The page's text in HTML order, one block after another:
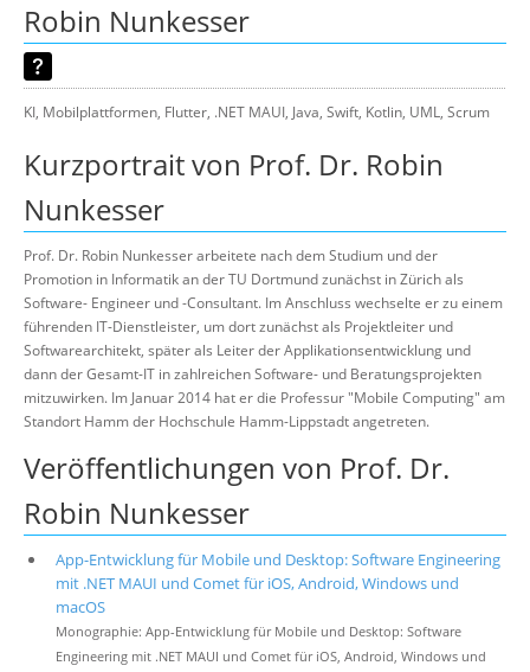
Robin Nunkesser
KI, Mobilplattformen, Flutter, .NET MAUI, Java, Swift, Kotlin, UML, Scrum
Kurzportrait von Prof. Dr. Robin
Nunkesser
Prof. Dr. Robin Nunkesser arbeitete nach dem Studium und der
Promotion in Informatik an der TU Dortmund zunächst in Zürich als
Software- Engineer und -Consultant. Im Anschluss wechselte er zu einem
führenden IT-Dienstleister, um dort zunächst als Projektleiter und
Softwarearchitekt, später als Leiter der Applikationsentwicklung und
dann der Gesamt-IT in zahlreichen Software- und Beratungsprojekten
mitzuwirken. Im Januar 2014 hat er die Professur "Mobile Computing" am
Standort Hamm der Hochschule Hamm-Lippstadt angetreten.
Veröffentlichungen von Prof. Dr.
Robin Nunkesser
App-Entwicklung für Mobile und Desktop: Software Engineering
mit .NET MAUI und Comet für iOS, Android, Windows und
macOS
Monographie: App-Entwicklung für Mobile und Desktop: Software
Engineering mit .NET MAUI und Comet für iOS, Android, Windows und